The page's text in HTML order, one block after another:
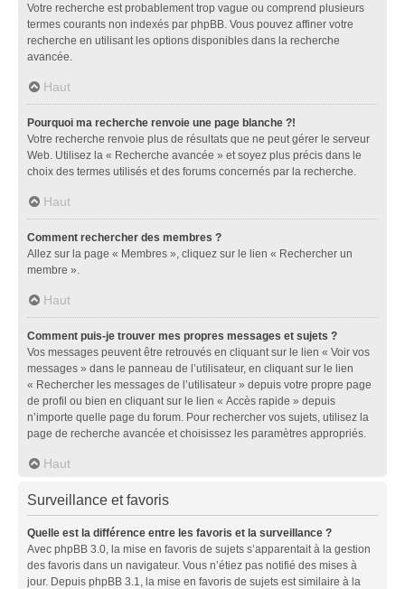
Votre recherche est probablement trop vague ou comprend plusieurs
termes courants non indexés par phpBB. Vous pouvez affiner votre
recherche en utilisant les options disponibles dans la recherche
avancée.
Haut
Pourquoi ma recherche renvoie une page blanche ?!
Votre recherche renvoie plus de résultats que ne peut gérer le serveur
Web. Utilisez la « Recherche avancée » et soyez plus précis dans le
choix des termes utilisés et des forums concernés par la recherche.
Haut
Comment rechercher des membres ?
Allez sur la page « Membres », cliquez sur le lien « Rechercher un
membre ».
Haut
Comment puis-je trouver mes propres messages et sujets ?
Vos messages peuvent être retrouvés en cliquant sur le lien « Voir vos
messages » dans le panneau de l’utilisateur, en cliquant sur le lien
« Rechercher les messages de l’utilisateur » depuis votre propre page
de profil ou bien en cliquant sur le lien « Accès rapide » depuis
n’importe quelle page du forum. Pour rechercher vos sujets, utilisez la
page de recherche avancée et choisissez les paramètres appropriés.
Haut
Surveillance et favoris
Quelle est la différence entre les favoris et la surveillance ?
Avec phpBB 3.0, la mise en favoris de sujets s’apparentait à la gestion
des favoris dans un navigateur. Vous n’étiez pas notifié des mises à
jour. Depuis phpBB 3.1, la mise en favoris de sujets est similaire à la